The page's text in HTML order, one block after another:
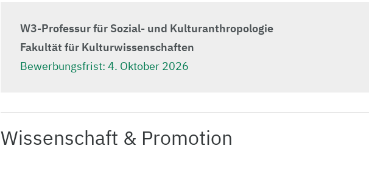
W3-Professur für Sozial- und Kulturanthropologie
Fakultät für Kulturwissenschaften
Bewerbungsfrist: 4. Oktober 2026
Wissenschaft & Promotion